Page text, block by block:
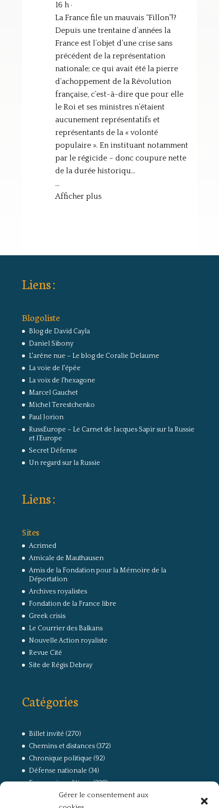
Gérer le consentement aux
16 h ·
La France file un mauvais “Fillon”!?
Depuis une trentaine d’années la
France est l’objet d’une crise sans
précédent de la représentation
nationale; ce qui avait été la pierre
d’achoppement de la Révolution
française, c’est-à-dire que pour elle
le Roi et ses ministres n’étaient
aucunement représentatifs et
représentants de la « volonté
populaire ». En instituant notamment
par le régicide – donc coupure nette
de la durée historiqu…
…
Afficher plus
Liens :
Blogoliste
Blog de David Cayla
Daniel Sibony
L'arêne nue – Le blog de Coralie Delaume
La voie de l'épée
La voix de l'hexagone
Marcel Gauchet
Michel Terestchenko
Paul Jorion
RussEurope – Le Carnet de Jacques Sapir sur la Russie
et l’Europe
Secret Défense
Un regard sur la Russie
Liens :
Sites
Acrimed
Amicale de Mauthausen
Amis de la Fondation pour la Mémoire de la
Déportation
Archives royalistes
Fondation de la France libre
Greek crisis
Le Courrier des Balkans
Nouvelle Action royaliste
Revue Cité
Site de Régis Debray
Catégories
Billet invité (270)
Chemins et distances(372)
Chronique politique (92)
Défense nationale (34)
Economie politique(238)
(168)